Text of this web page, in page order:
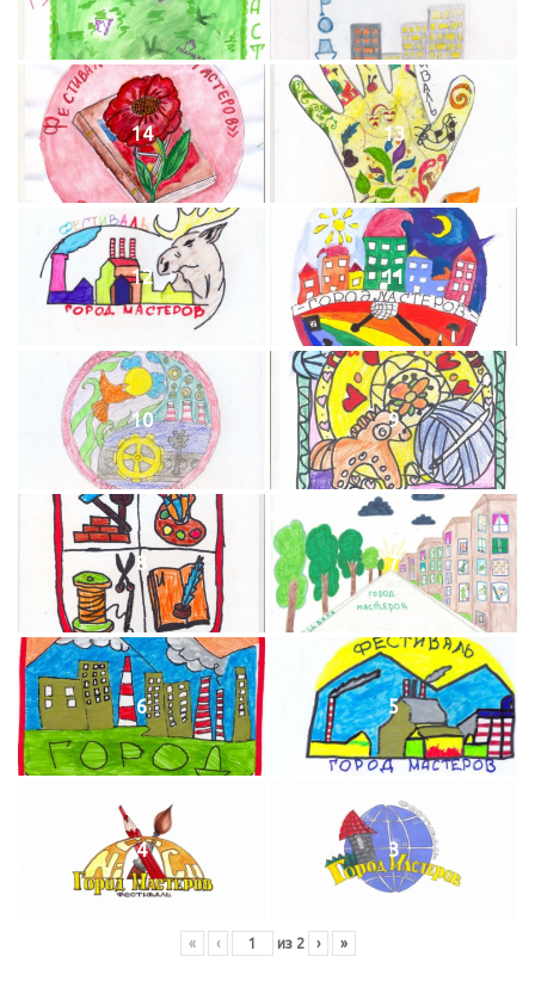
14 13
12 11
10 9
8 7
6 5
4 3
« ‹ из 2 › »